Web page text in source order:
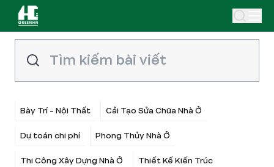
Bày Trí - Nội Thất Cải Tạo Sửa Chữa Nhà Ở
Dự toán chi phí Phong Thủy Nhà Ở
Thi Công Xây Dựng Nhà Ở Thiết Kế Kiến Trúc